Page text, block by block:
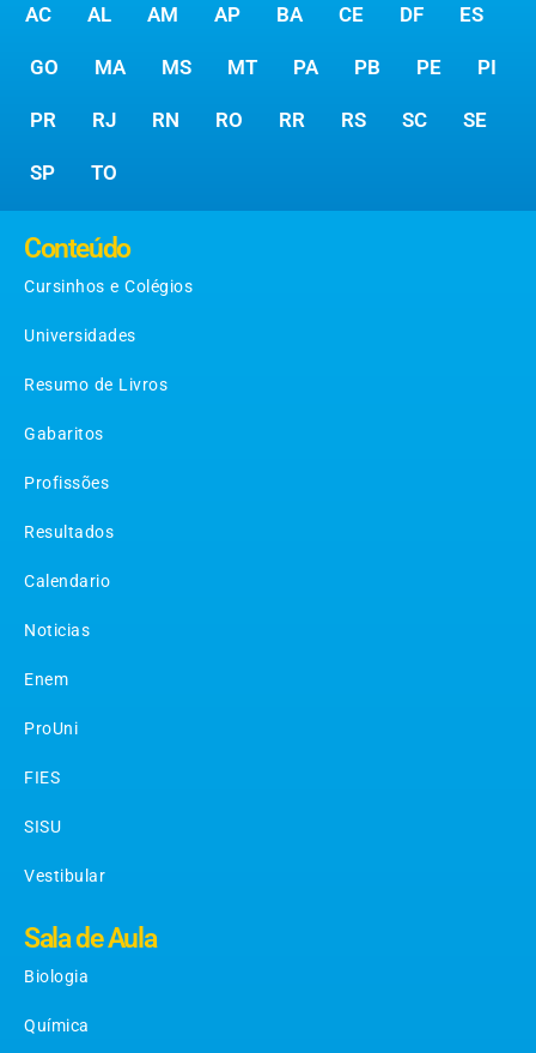
AC AL AM AP BA CE DF ES
GO MA MS MT PA PB PE PI
PR RJ RN RO RR RS SC SE
SP TO
Conteúdo
Cursinhos e Colégios
Universidades
Resumo de Livros
Gabaritos
Profissões
Resultados
Calendario
Noticias
Enem
ProUni
FIES
SISU
Vestibular
Sala de Aula
Biologia
Química